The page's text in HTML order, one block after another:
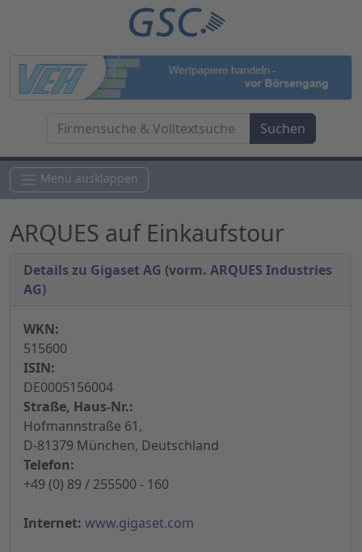
Menü ausklappen
ARQUES auf Einkaufstour
Details zu Gigaset AG (vorm. ARQUES Industries
AG)
WKN:
515600
ISIN:
DE0005156004
Straße, Haus-Nr.:
Hofmannstraße 61,
D-81379 München, Deutschland
Telefon:
+49 (0) 89 / 255500 - 160
Internet: www.gigaset.com